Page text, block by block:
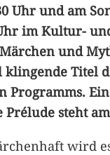
Uhr und am
im Kultur-
und
Titel
Programms. Ein
Prélude steht
wird